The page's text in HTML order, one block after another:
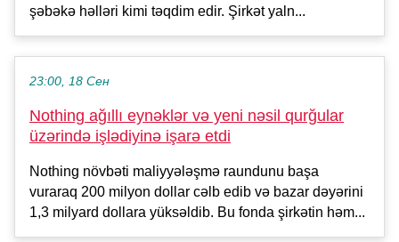
şəbəkə həlləri kimi təqdim edir. Şirkət yaln...
23:00, 18 Сен
Nothing ağıllı eynəklər və yeni nəsil qurğular
üzərində işlədiyinə işarə etdi
Nothing növbəti maliyyələşmə raundunu başa
vuraraq 200 milyon dollar cəlb edib və bazar dəyərini
1,3 milyard dollara yüksəldib. Bu fonda şirkətin həm...